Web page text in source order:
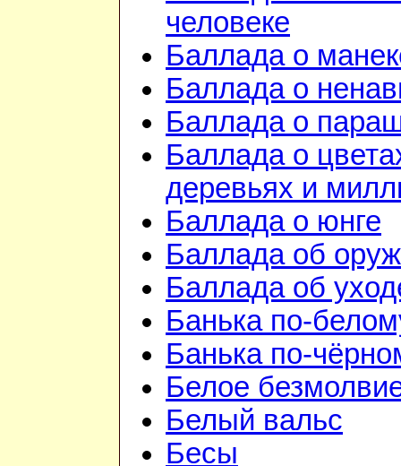
человеке
Баллада о
Баллада о
Баллада о
Баллада о
деревьях и
Баллада о юнге
Баллада об
Баллада об
Банька по-
Банька по-
Белое
Белый вальс
Бесы